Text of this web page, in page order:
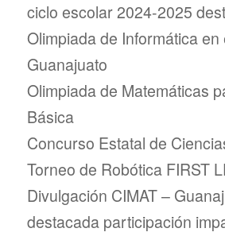
ciclo escolar 2024-2025
Olimpiada de Informática en
Guanajuato
Olimpiada de Matemáticas
Básica
Concurso Estatal de
Torneo de Robótica FIRST
Divulgación CIMAT –
destacada participación